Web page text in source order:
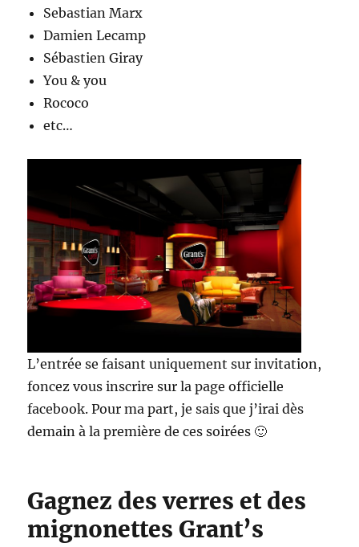
Sebastian Marx
Damien Lecamp
Sébastien Giray
You & you
Rococo
etc…
L’entrée se faisant uniquement sur invitation,
foncez vous inscrire sur la page officielle
facebook. Pour ma part, je sais que j’irai dès
demain à la première de ces soirées 🙂
Gagnez des verres et des
mignonettes Grant’s